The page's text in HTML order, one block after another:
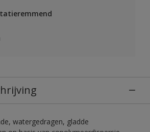
watergedragen, gladde